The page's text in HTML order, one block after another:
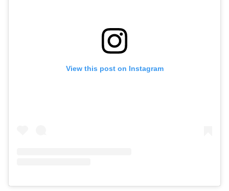
View this post on Instagram